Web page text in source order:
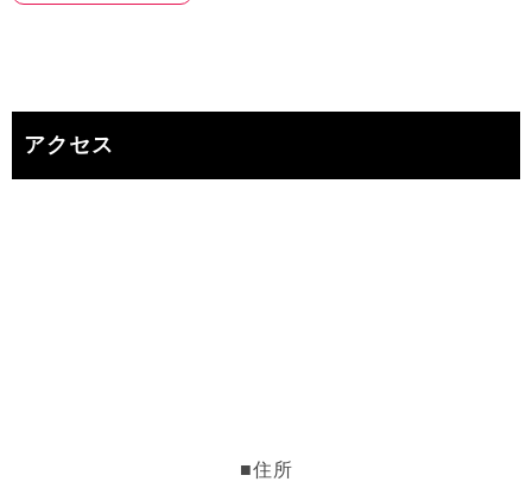
アクセス
■住所